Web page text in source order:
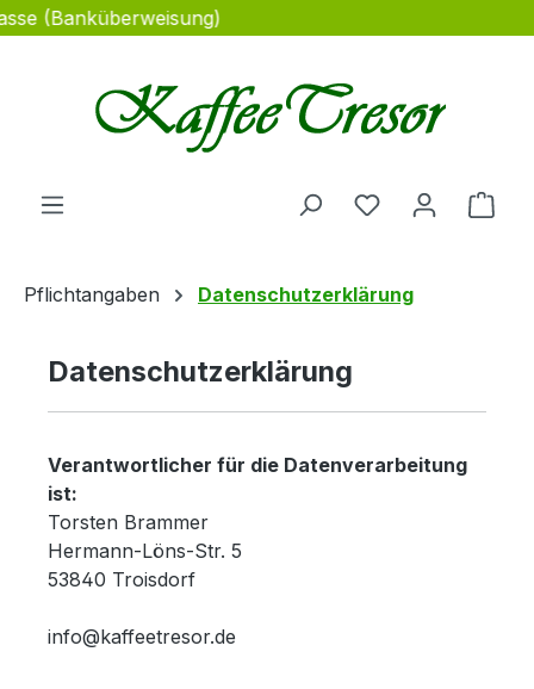
Zum Hauptinhalt springen
(Banküberweisung)
Du hast 0
Pflichtangaben Datenschutzerklärung
Datenschutzerklärung
Verantwortlicher für die Datenverarbeitung
ist:
Torsten Brammer
Hermann-Löns-Str. 5
53840 Troisdorf
info@kaffeetresor.de